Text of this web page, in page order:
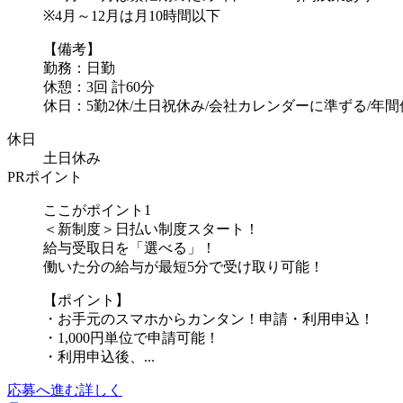
※4月～12月は月10時間以下
【備考】
勤務：日勤
休憩：3回 計60分
休日：5勤2休/土日祝休み/会社カレンダーに準ずる/年間
休日
土日休み
PRポイント
ここがポイント1
＜新制度＞日払い制度スタート！
給与受取日を「選べる」！
働いた分の給与が最短5分で受け取り可能！
【ポイント】
・お手元のスマホからカンタン！申請・利用申込！
・1,000円単位で申請可能！
・利用申込後、...
応募へ進む詳しく